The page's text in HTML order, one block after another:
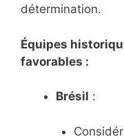
détermination.
Équipes
favorables :
Brésil :